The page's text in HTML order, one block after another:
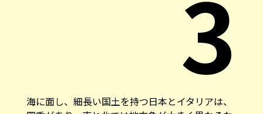
3
海に面し、細長い国土を持つ日本とイタリアは、